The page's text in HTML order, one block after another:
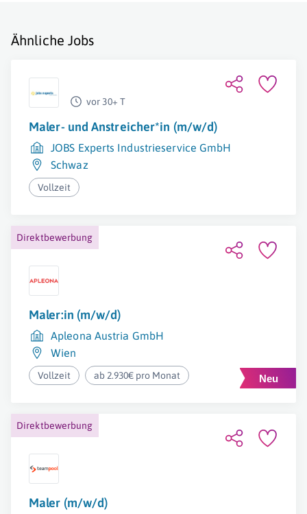
Ähnliche Jobs
vor 30+ T
Maler- und Anstreicher*in (m/w/d)
JOBS Experts Industrieservice GmbH
Schwaz
Vollzeit
Direktbewerbung
Maler:in (m/w/d)
Apleona Austria GmbH
Wien
Vollzeit ab 2.930€ pro Monat
Direktbewerbung
Maler (m/w/d)